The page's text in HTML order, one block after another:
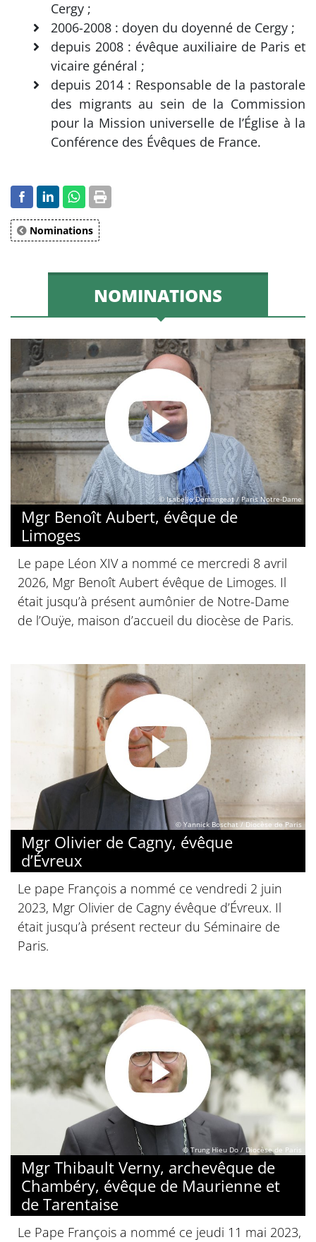
Cergy ;
2006-2008 : doyen du doyenné de Cergy ;
depuis 2008 : évêque auxiliaire de Paris et
vicaire général ;
depuis 2014 : Responsable de la pastorale
des migrants au sein de la Commission
pour la Mission universelle de l’Église à la
Conférence des Évêques de France.
Nominations
NOMINATIONS
© Isabelle Demangeat / Paris Notre-Dame
Mgr Benoît Aubert, évêque de
Limoges
Le pape Léon XIV a nommé ce mercredi 8 avril
2026, Mgr Benoît Aubert évêque de Limoges. Il
était jusqu’à présent aumônier de Notre-Dame
de l’Ouÿe, maison d’accueil du diocèse de Paris.
© Yannick Boschat / Diocèse de Paris
Mgr Olivier de Cagny, évêque
d’Évreux
Le pape François a nommé ce vendredi 2 juin
2023, Mgr Olivier de Cagny évêque d’Évreux. Il
était jusqu’à présent recteur du Séminaire de
Paris.
© Trung Hieu Do / Diocèse de Paris
Mgr Thibault Verny, archevêque de
Chambéry, évêque de Maurienne et
de Tarentaise
Le Pape François a nommé ce jeudi 11 mai 2023,